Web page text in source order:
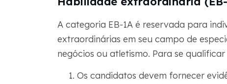
A categoria EB-1A é reservada para
extraordinárias em seu campo de
negócios ou atletismo. Para se
Os candidatos devem fornecer